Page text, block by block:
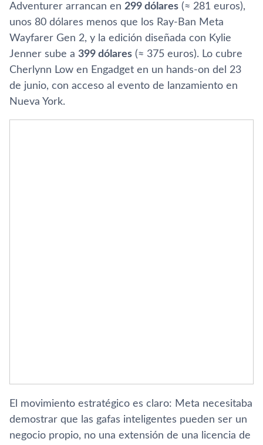
Adventurer arrancan en 299 dólares (≈ 281 euros),
unos 80 dólares menos que los Ray-Ban Meta
Wayfarer Gen 2, y la edición diseñada con Kylie
Jenner sube a 399 dólares (≈ 375 euros). Lo cubre
Cherlynn Low en Engadget en un hands-on del 23
de junio, con acceso al evento de lanzamiento en
Nueva York.
El movimiento estratégico es claro: Meta necesitaba
demostrar que las gafas inteligentes pueden ser un
negocio propio, no una extensión de una licencia de